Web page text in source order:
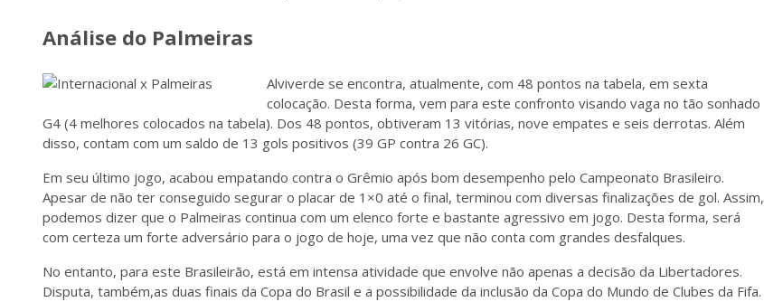
Análise do Palmeiras
Alviverde se encontra, atualmente, com 48 pontos na tabela, em sexta
colocação. Desta forma, vem para este confronto visando vaga no tão sonhado
G4 (4 melhores colocados na tabela). Dos 48 pontos, obtiveram 13 vitórias, nove empates e seis derrotas. Além
disso, contam com um saldo de 13 gols positivos (39 GP contra 26 GC).
Em seu último jogo, acabou empatando contra o Grêmio após bom desempenho pelo Campeonato Brasileiro.
Apesar de não ter conseguido segurar o placar de 1×0 até o final, terminou com diversas finalizações de gol. Assim,
podemos dizer que o Palmeiras continua com um elenco forte e bastante agressivo em jogo. Desta forma, será
com certeza um forte adversário para o jogo de hoje, uma vez que não conta com grandes desfalques.
No entanto, para este Brasileirão, está em intensa atividade que envolve não apenas a decisão da Libertadores.
Disputa, também,as duas finais da Copa do Brasil e a possibilidade da inclusão da Copa do Mundo de Clubes da Fifa.